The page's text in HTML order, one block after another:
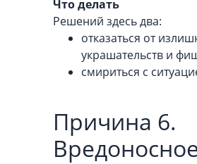
Что делать
Решений здесь два:
отказаться от
украшательств и
смириться с
Причина 6.